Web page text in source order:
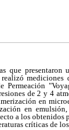
que presentaron
mediciones
de 2 y 4
en
en
a los obtenidos
críticas de los